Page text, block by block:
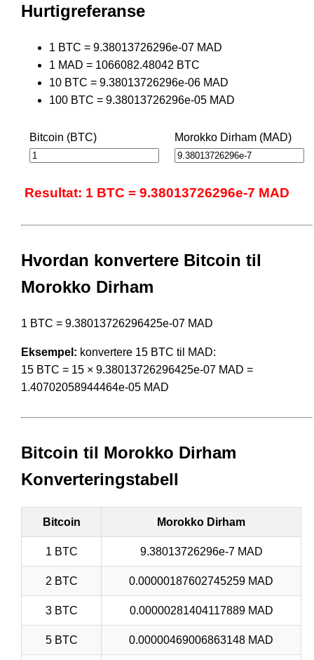
Hurtigreferanse
1 BTC = 9.38013726296e-07 MAD
1 MAD = 1066082.48042 BTC
10 BTC = 9.38013726296e-06 MAD
100 BTC = 9.38013726296e-05 MAD
Bitcoin (BTC) Morokko Dirham (MAD)
Resultat: 1 BTC = 9.38013726296e-7 MAD
Hvordan konvertere Bitcoin til
Morokko Dirham
1 BTC = 9.38013726296425e-07 MAD
Eksempel: konvertere 15 BTC til MAD:
15 BTC = 15 × 9.38013726296425e-07 MAD =
1.40702058944464e-05 MAD
Bitcoin til Morokko Dirham
Konverteringstabell
Bitcoin Morokko Dirham
1 BTC 9.38013726296e-7 MAD
2 BTC 0.00000187602745259 MAD
3 BTC 0.00000281404117889 MAD
5 BTC 0.00000469006863148 MAD